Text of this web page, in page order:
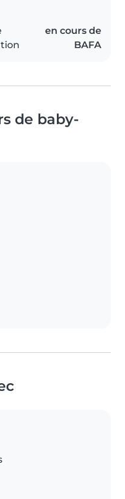
en cours de
BAFA
de baby-